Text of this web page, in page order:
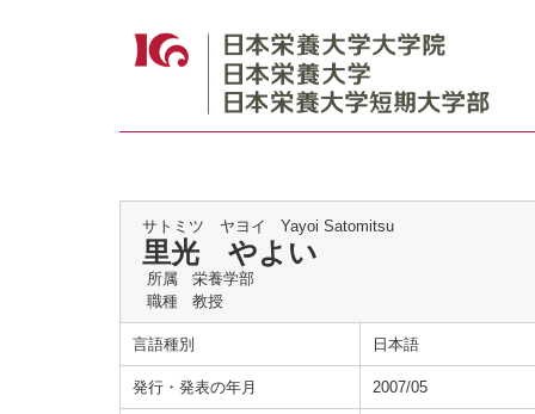
サトミツ ヤヨイ Yayoi Satomitsu
里光 やよい
所属
栄養学部
職種
教授
言語種別 日本語
発行・発表の年月 2007/05